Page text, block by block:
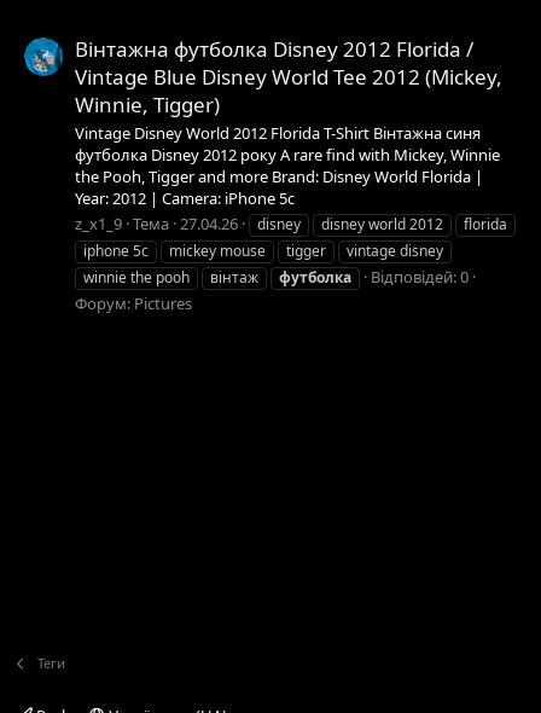
Вінтажна футболка Disney 2012 Florida /
Vintage Blue Disney World Tee 2012 (Mickey,
Winnie, Tigger)
Vintage Disney World 2012 Florida T-Shirt Вінтажна синя
футболка Disney 2012 року A rare find with Mickey, Winnie
the Pooh, Tigger and more Brand: Disney World Florida |
Year: 2012 | Camera: iPhone 5c
z_x1_9 Тема 27.04.26 disney disney world 2012
florida
iphone 5c
mickey mouse tigger
vintage disney
winnie the pooh
вінтаж футболка
Відповідей: 0
Форум: Pictures
Теги